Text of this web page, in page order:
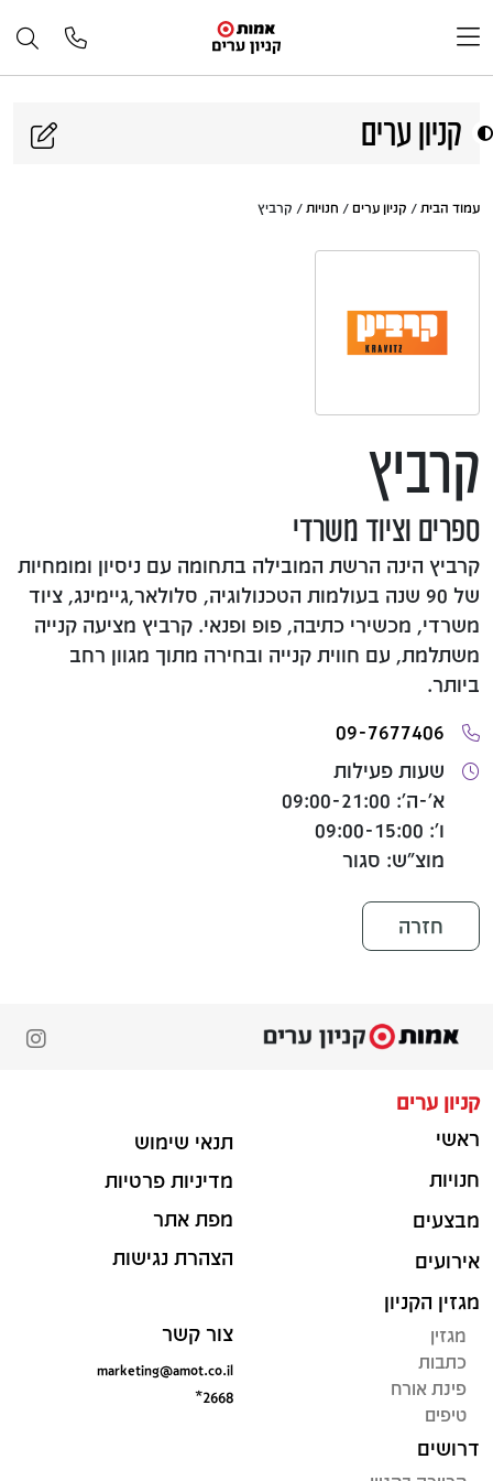
קניון ערים
עמוד הבית / קניון ערים / חנויות / קרביץ
קרביץ
ספרים וציוד משרדי
קרביץ הינה הרשת המובילה בתחומה עם ניסיון ומומחיות
של 90 שנה בעולמות הטכנולוגיה, סלולאר,גיימינג, ציוד
משרדי, מכשירי כתיבה, פופ ופנאי. קרביץ מציעה קנייה
משתלמת, עם חווית קנייה ובחירה מתוך מגוון רחב
ביותר.
09-7677406
שעות פעילות
א'-ה': 09:00-21:00
ו': 09:00-15:00
מוצ"ש: סגור
חזרה
קניון ערים
ראשי
חנויות
מבצעים
אירועים
מגזין הקניון
מגזין
כתבות
פינת אורח
טיפים
דרושים
תנאי שימוש
מדיניות פרטיות
מפת אתר
הצהרת נגישות
צור קשר
marketing@amot.co.il
*2668